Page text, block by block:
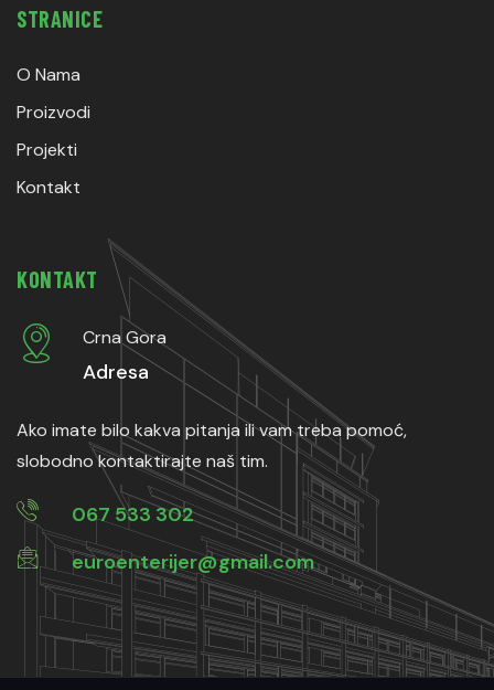
STRANICE
O Nama
Proizvodi
Projekti
Kontakt
KONTAKT
Crna Gora
Adresa
Ako imate bilo kakva pitanja ili vam treba pomoć,
slobodno kontaktirajte naš tim.
067 533 302
euroenterijer@gmail.com